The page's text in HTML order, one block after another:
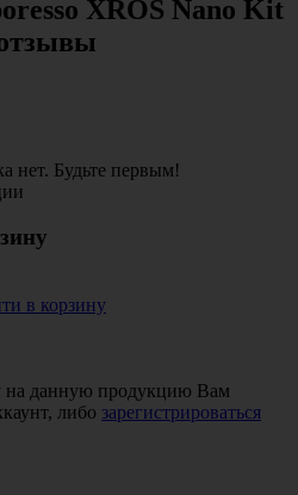
XROS Nano Kit
нет. Будьте первым!
в корзину
на данную продукцию Вам
либо зарегистрироваться